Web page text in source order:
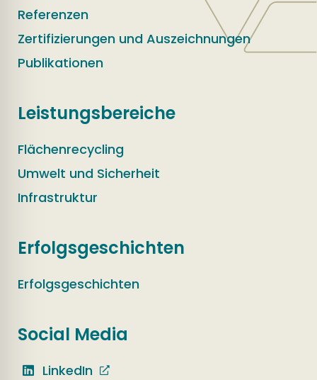
Referenzen
Zertifizierungen und Auszeichnungen
Publikationen
Leistungsbereiche
Flächenrecycling
Umwelt und Sicherheit
Infrastruktur
Erfolgsgeschichten
Erfolgsgeschichten
Social Media
LinkedIn